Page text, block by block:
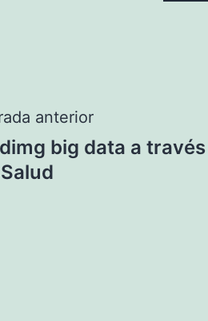
anterior
big data a